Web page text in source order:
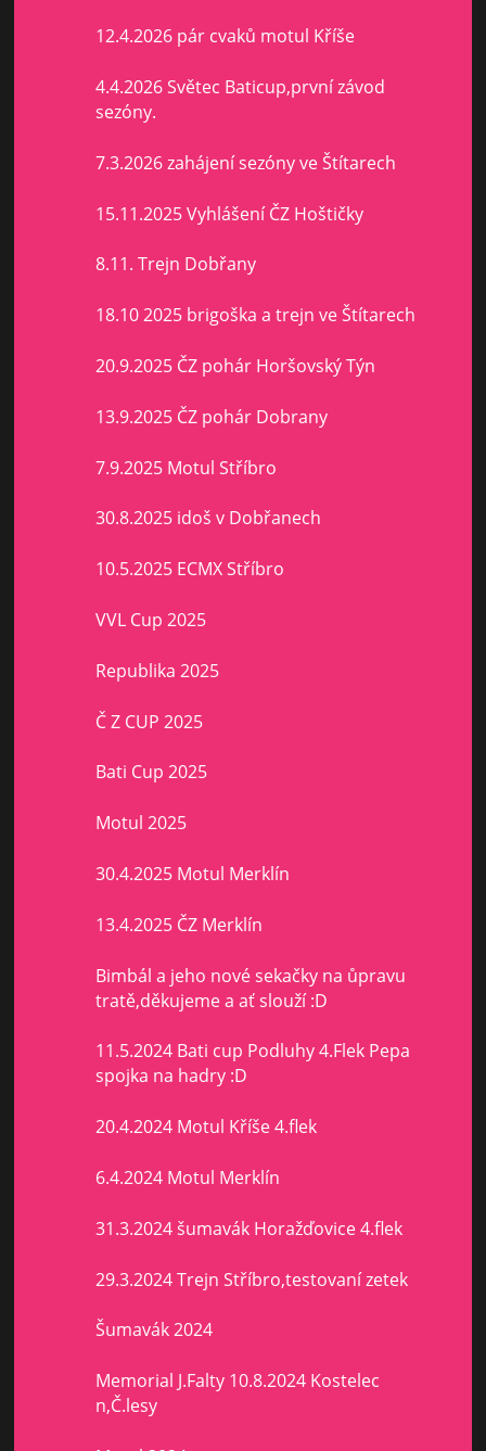
12.4.2026 pár cvaků motul Kříše
4.4.2026 Světec Baticup,první závod
sezóny.
7.3.2026 zahájení sezóny ve Štítarech
15.11.2025 Vyhlášení ČZ Hoštičky
8.11. Trejn Dobřany
18.10 2025 brigoška a trejn ve Štítarech
20.9.2025 ČZ pohár Horšovský Týn
13.9.2025 ČZ pohár Dobrany
7.9.2025 Motul Stříbro
30.8.2025 idoš v Dobřanech
10.5.2025 ECMX Stříbro
VVL Cup 2025
Republika 2025
Č Z CUP 2025
Bati Cup 2025
Motul 2025
30.4.2025 Motul Merklín
13.4.2025 ČZ Merklín
Bimbál a jeho nové sekačky na ůpravu
tratě,děkujeme a ať slouží :D
11.5.2024 Bati cup Podluhy 4.Flek Pepa
spojka na hadry :D
20.4.2024 Motul Kříše 4.flek
6.4.2024 Motul Merklín
31.3.2024 šumavák Horažďovice 4.flek
29.3.2024 Trejn Stříbro,testovaní zetek
Šumavák 2024
Memorial J.Falty 10.8.2024 Kostelec
n,Č.lesy